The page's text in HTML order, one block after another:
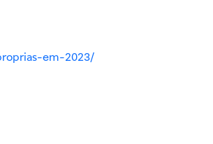
em-2023/